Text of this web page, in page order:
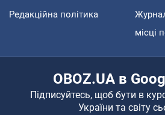
Редакційна політика
місці
OBOZ.UA в
Підписуйтесь, щоб бути в
України та світу